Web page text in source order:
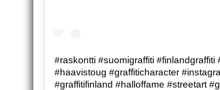
#raskontti #suomigraffiti #finlandgraffiti
#haavistoug #graffiticharacter
#graffitifinland #halloffame #streetart